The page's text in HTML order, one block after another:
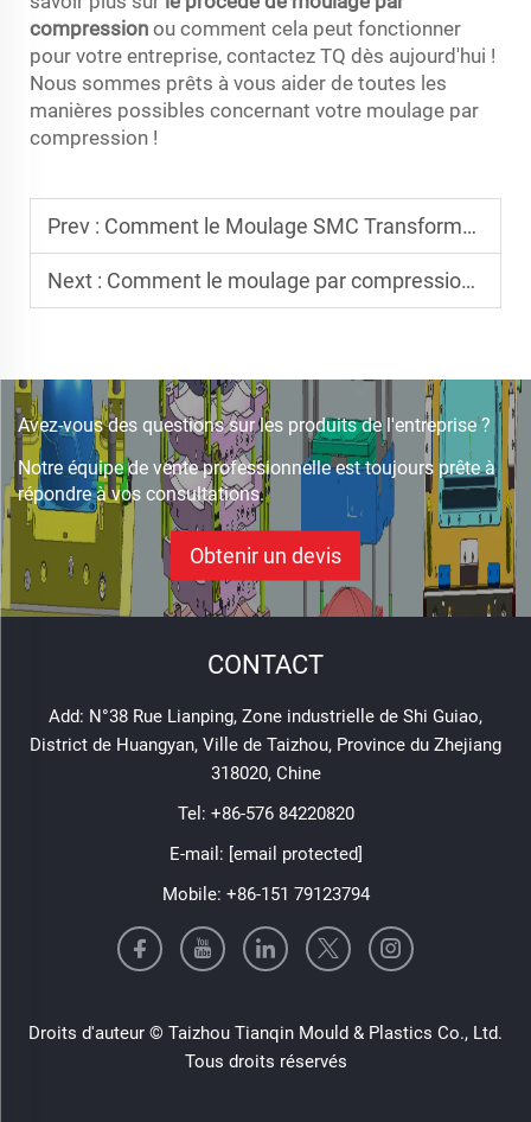
compression ou comment cela peut fonctionner
pour votre entreprise, contactez TQ dès aujourd'hui !
Nous sommes prêts à vous aider de toutes les
manières possibles concernant votre moulage par
compression !
Prev : Comment le Moulage SMC Transforme l'Industrie Automobile
Next : Comment le moulage par compression améliore l'efficacité dans la fabrication de produits
Avez-vous des questions sur les produits de l'entreprise ?
Notre équipe de vente professionnelle est toujours prête à
répondre à vos consultations.
Obtenir un devis
CONTACT
Add: N°38 Rue Lianping, Zone industrielle de Shi Guiao,
District de Huangyan, Ville de Taizhou, Province du Zhejiang
318020, Chine
Tel: +86-576 84220820
E-mail: [email protected]
Mobile: +86-151 79123794
Droits d'auteur © Taizhou Tianqin Mould & Plastics Co., Ltd.
Tous droits réservés